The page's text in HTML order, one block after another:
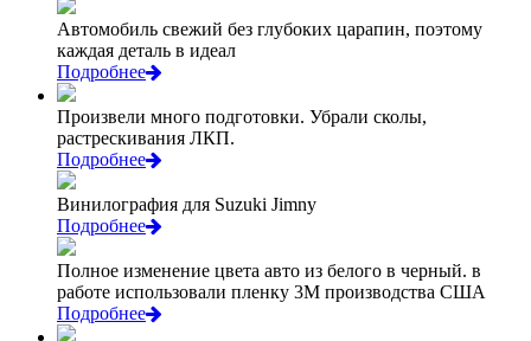
Автомобиль свежий без глубоких царапин, поэтому
каждая деталь в идеал
Подробнее
Произвели много подготовки. Убрали сколы,
растрескивания ЛКП.
Подробнее
Винилография для Suzuki Jimny
Подробнее
Полное изменение цвета авто из белого в черный. в
работе использовали пленку 3М производства США
Подробнее